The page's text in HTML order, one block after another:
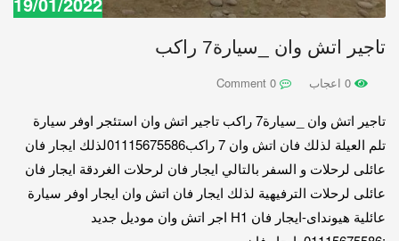
تاجير اتش وان _سيارة7 راكب
تاجير اتش وان _سيارة7 راكب تاجير اتش وان استئجر اوفر سيارة
تلم العيلة لذلك فان اتش وان 7 راكب01115675586لذلك ايجار فان
عائلى لرحلات و السفر بالتالي ايجار فان لرحلات الغردقة ايجار فان
عائلى لرحلات الترفيهية لذلك ايجار فان اتش وان ايجار اوفر سيارة
عائلية هيونداى-ايجار فان H1 اجر اتش وان موديل جديد